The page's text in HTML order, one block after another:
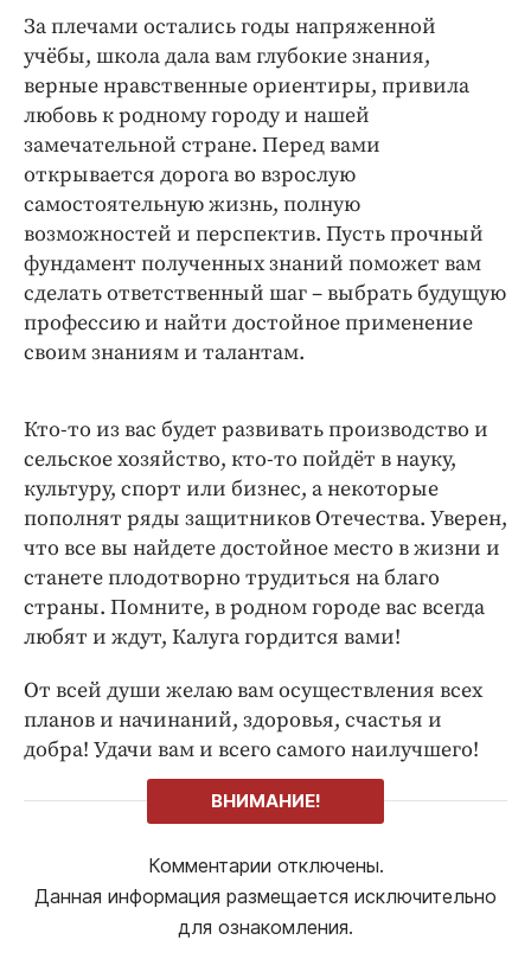
Интересное чтиво
Клиника года
Бренд года
Работодатель года
За плечами остались годы напряженной
учёбы, школа дала вам глубокие знания,
верные нравственные ориентиры, привила
любовь к родному городу и нашей
замечательной стране. Перед вами
открывается дорога во взрослую
самостоятельную жизнь, полную
возможностей и перспектив. Пусть прочный
фундамент полученных знаний поможет вам
сделать ответственный шаг – выбрать будущую
профессию и найти достойное применение
своим знаниям и талантам.
Кто-то из вас будет развивать производство и
сельское хозяйство, кто-то пойдёт в науку,
культуру, спорт или бизнес, а некоторые
пополнят ряды защитников Отечества. Уверен,
что все вы найдете достойное место в жизни и
станете плодотворно трудиться на благо
страны. Помните, в родном городе вас всегда
любят и ждут, Калуга гордится вами!
От всей души желаю вам осуществления всех
планов и начинаний, здоровья, счастья и
добра! Удачи вам и всего самого наилучшего!
ВНИМАНИЕ!
Комментарии отключены.
Данная информация размещается исключительно
для ознакомления.